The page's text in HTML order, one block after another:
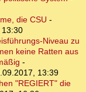
die CSU -
Niveau zu
keine Ratten aus
-
13:39
"REGIERT" die